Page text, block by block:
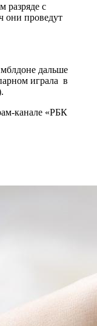
разряде с
они проведут
дальше
играла в
канале «РБК